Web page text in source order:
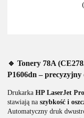
🔹 Tonery 78A
P1606dn –
Drukarka HP LaserJet
stawiają na szybkość i
Automatyczny druk